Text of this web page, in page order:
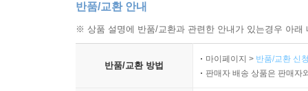
반품/교환 안내
※ 상품 설명에 반품/교환과 관련한 안내가 있는경우 아
반품/교환 방법
마이페이지 > 반품/교환 신
판매자 배송 상품은 판매자